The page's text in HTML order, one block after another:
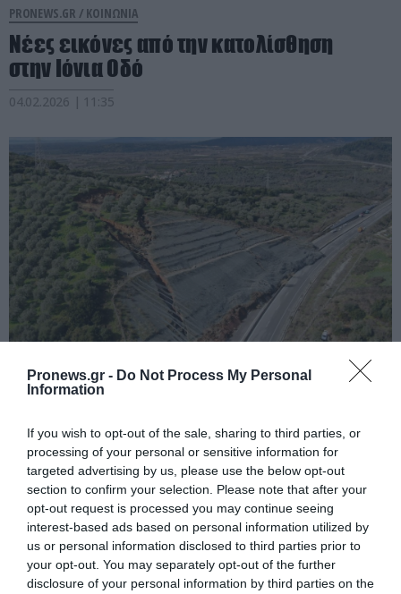
Pronews.gr - Do Not Process My Personal
Information
If you wish to opt-out of the sale, sharing to third parties, or
processing of your personal or sensitive information for
targeted advertising by us, please use the below opt-out
section to confirm your selection. Please note that after your
opt-out request is processed you may continue seeing
interest-based ads based on personal information utilized by
us or personal information disclosed to third parties prior to
your opt-out. You may separately opt-out of the further
disclosure of your personal information by third parties on the
PRONEWS.GR / ΚΟΙΝΩΝΙΑ
Νέες εικόνες από την κατολίσθηση
στην Ιόνια Οδό
04.02.2026 | 11:35
PRONEWS.GR / ΕΣΩΤΕΡΙΚΗ ΑΣΦΑΛΕΙΑ
Άρτα: 200 μέτρα είναι το μήκος του
ρήγματος πάνω από την Ιόνια Οδό!
03.02.2026 | 13:51